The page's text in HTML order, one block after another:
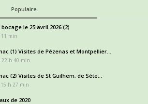
Populaire
le 25 avril 2026 (2)
min
(1) Visites de Pézenas et Montpellier...
22 h 40 min
(2) Visites de St Guilhem, de Sète...
15 h 27 min
de 2020